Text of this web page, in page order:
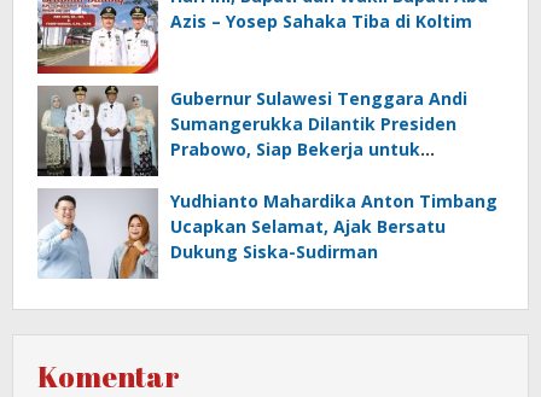
Azis – Yosep Sahaka Tiba di Koltim
Gubernur Sulawesi Tenggara Andi
Sumangerukka Dilantik Presiden
Prabowo, Siap Bekerja untuk
Yudhianto Mahardika Anton Timbang
Ucapkan Selamat, Ajak Bersatu
Dukung Siska-Sudirman
Komentar